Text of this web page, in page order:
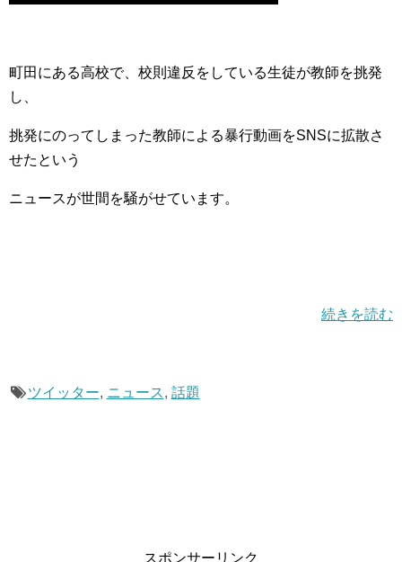
町田にある高校で、校則違反をしている生徒が教師を挑発
し、
挑発にのってしまった教師による暴行動画をSNSに拡散さ
せたという
ニュースが世間を騒がせています。
続きを読む
ツイッター, ニュース, 話題
スポンサーリンク